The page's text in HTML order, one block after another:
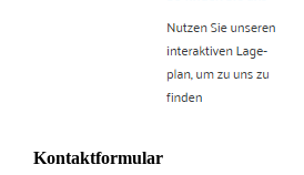
Kontaktformular